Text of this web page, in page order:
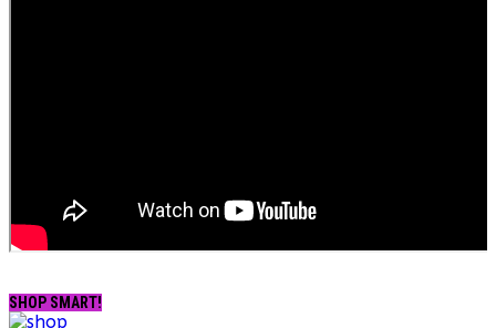
SHOP SMART!